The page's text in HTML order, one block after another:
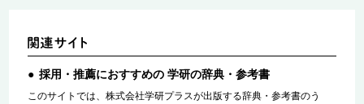
採用・推薦におすすめの 学研の辞典・参考書
このサイトでは、株式会社学研プラスが出版する辞典・参考書のう